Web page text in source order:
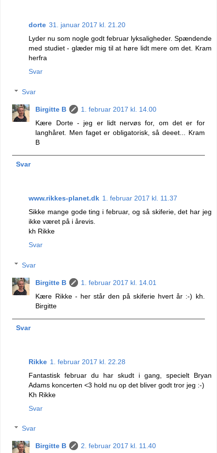
dorte 31. januar 2017 kl. 21.20
Lyder nu som nogle godt februar lyksaligheder. Spændende
med studiet - glæder mig til at høre lidt mere om det. Kram
herfra
Svar
Svar
Birgitte B
1. februar 2017 kl. 14.00
Kære Dorte - jeg er lidt nervøs for, om det er for
langhåret. Men faget er obligatorisk, så deeet... Kram
B
Svar
www.rikkes-planet.dk 1. februar 2017 kl. 11.37
Sikke mange gode ting i februar, og så skiferie, det har jeg
ikke været på i årevis.
kh Rikke
Svar
Svar
Birgitte B
1. februar 2017 kl. 14.01
Kære Rikke - her står den på skiferie hvert år :-) kh.
Birgitte
Svar
Rikke 1. februar 2017 kl. 22.28
Fantastisk februar du har skudt i gang, specielt Bryan
Adams koncerten <3 hold nu op det bliver godt tror jeg :-)
Kh Rikke
Svar
Svar
Birgitte B
2. februar 2017 kl. 11.40